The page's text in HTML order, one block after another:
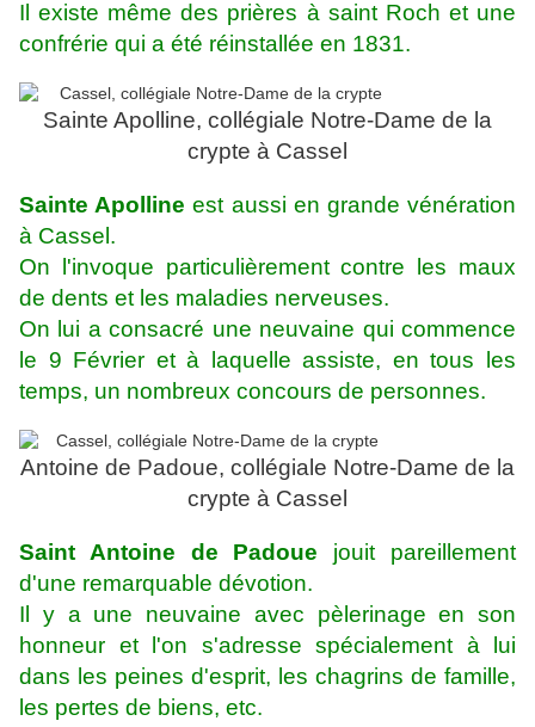
Il existe même des prières à saint Roch et une
confrérie qui a été réinstallée en 1831.
Sainte Apolline, collégiale Notre-Dame de la
crypte à Cassel
Sainte Apolline est aussi en grande vénération
à Cassel.
On l'invoque particulièrement contre les maux
de dents et les maladies nerveuses.
On lui a consacré une neuvaine qui commence
le 9 Février et à laquelle assiste, en tous les
temps, un nombreux concours de personnes.
Antoine de Padoue, collégiale Notre-Dame de la
crypte à Cassel
Saint Antoine de Padoue jouit pareillement
d'une remarquable dévotion.
Il y a une neuvaine avec pèlerinage en son
honneur et l'on s'adresse spécialement à lui
dans les peines d'esprit, les chagrins de famille,
les pertes de biens, etc.